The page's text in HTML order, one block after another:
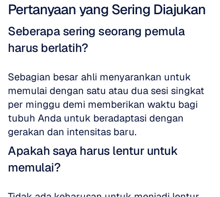
Pertanyaan yang Sering Diajukan
Seberapa sering seorang pemula
harus berlatih?
Sebagian besar ahli menyarankan untuk
memulai dengan satu atau dua sesi singkat
per minggu demi memberikan waktu bagi
tubuh Anda untuk beradaptasi dengan
gerakan dan intensitas baru.
Apakah saya harus lentur untuk
memulai?